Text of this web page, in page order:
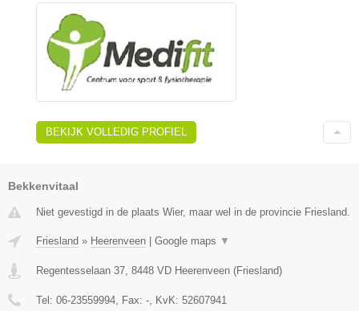
BEKIJK VOLLEDIG PROFIEL
Bekkenvitaal
Niet gevestigd in de plaats Wier, maar wel in de provincie Friesland.
Friesland » Heerenveen Google maps ▼
Regentesselaan 37 8448 VD Heerenveen (Friesland)
Tel: 06-23559994 , Fax: - , KvK: 52607941